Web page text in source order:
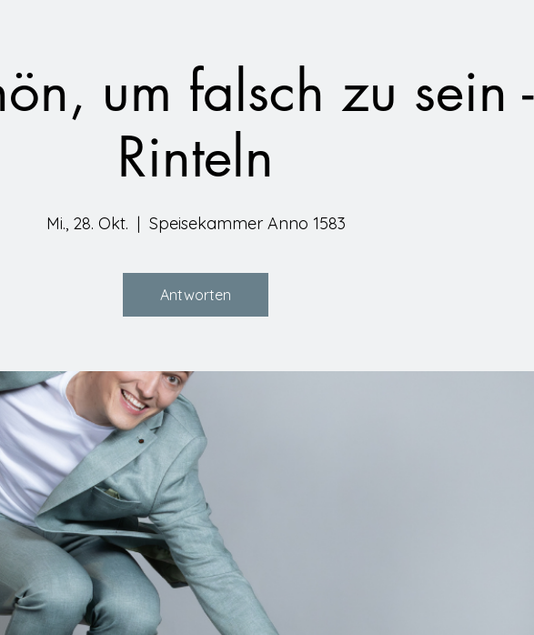
um falsch zu sein -
Rinteln
Mi., 28. Okt.
  |
Speisekammer Anno 1583
Antworten